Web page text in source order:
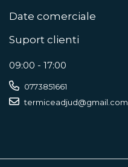
Date comerciale
Suport clienti
09:00 - 17:00
0773851661
termiceadjud@gmail.com